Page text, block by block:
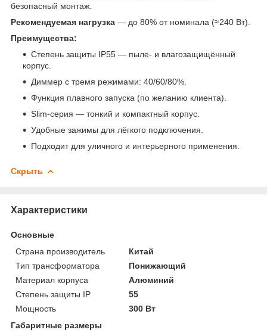
безопасный монтаж.
Рекомендуемая нагрузка — до 80% от номинала (≈240 Вт).
Преимущества:
Степень защиты IP55 — пыле- и влагозащищённый
корпус.
Диммер с тремя режимами: 40/60/80%.
Функция плавного запуска (по желанию клиента).
Slim-серия — тонкий и компактный корпус.
Удобные зажимы для лёгкого подключения.
Подходит для уличного и интерьерного применения.
Скрыть
Характеристики
Основные
Страна производитель
Китай
Тип трансформатора
Понижающий
Материал корпуса
Алюминий
Степень защиты IP
55
Мощность
300 Вт
Габаритные размеры